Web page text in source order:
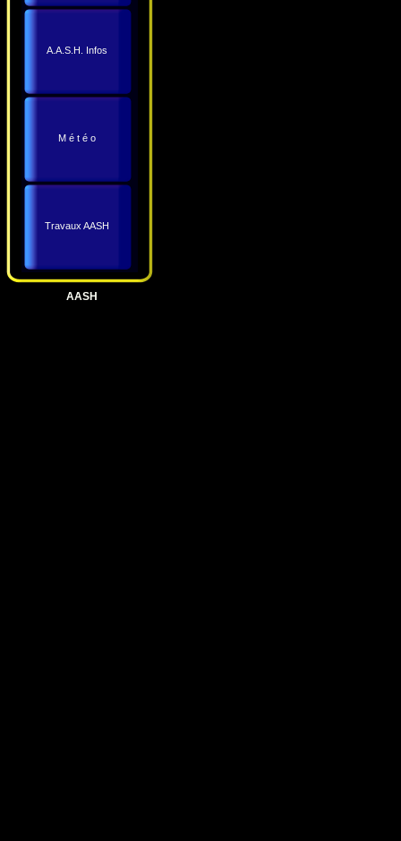
A.A.S.H. Infos
M é t é o
Travaux AASH
AASH